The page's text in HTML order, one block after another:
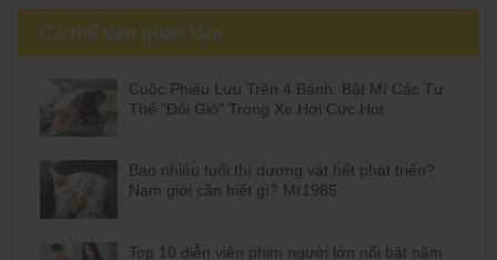
Có thể bạn quan tâm
Cuộc Phiêu Lưu Trên 4 Bánh: Bật Mí Các Tư
Thế "Đổi Gió" Trong Xe Hơi Cực Hot
Bao nhiêu tuổi thì dương vật hết phát triển?
Nam giới cần biết gì? Mr1985
Top 10 diễn viên phim người lớn nổi bật năm